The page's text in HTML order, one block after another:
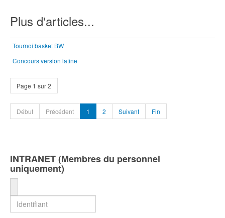
Plus d'articles...
Tournoi basket BW
Concours version latine
Page 1 sur 2
Début Précédent 1 2 Suivant Fin
INTRANET (Membres du personnel
uniquement)